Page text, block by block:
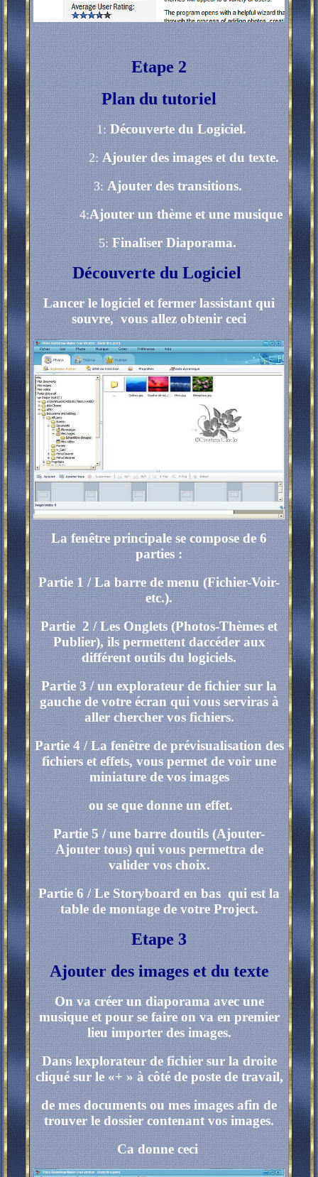
Etape 2
Plan du tutoriel
1:Découverte du Logiciel.
2:Ajouter des images et du texte.
3:Ajouter des transitions.
4:Ajouter un thème et une musique
5:Finaliser Diaporama.
Découverte du Logiciel
Lancer le logiciel et fermer lassistant qui
souvre, vous allez obtenir ceci
La fenêtre principale se compose de 6
parties :
Partie 1 / La barre de menu (Fichier-Voir-
etc.).
Partie 2 / Les Onglets (Photos-Thèmes et
Publier), ils permettent daccéder aux
différent outils du logiciels.
Partie 3 / un explorateur de fichier sur la
gauche de votre écran qui vous serviras à
aller chercher vos fichiers.
Partie 4 / La fenêtre de prévisualisation des
fichiers et effets, vous permet de voir une
miniature de vos images
ou se que donne un effet.
Partie 5 / une barre doutils (Ajouter-
Ajouter tous) qui vous permettra de
valider vos choix.
Partie 6 / Le Storyboard en bas qui est la
table de montage de votre Project.
Etape 3
Ajouter des images et du texte
On va créer un diaporama avec une
musique et pour se faire on va en premier
lieu importer des images.
Dans lexplorateur de fichier sur la droite
cliqué sur le «+ » à côté de poste de travail,
de mes documents ou mes images afin de
trouver le dossier contenant vos images.
Ca donne ceci